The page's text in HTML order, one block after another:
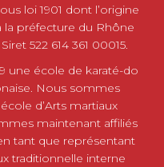
loi 1901 dont l’origine
la préfecture du Rhône
522 614 361 00015.
une école de karaté-do
Nous sommes
d’Arts martiaux
maintenant affiliés
tant que représentant
traditionnelle interne